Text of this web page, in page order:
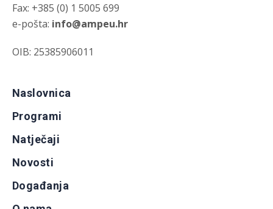
Fax: +385 (0) 1 5005 699
e-pošta: info@ampeu.hr
OIB: 25385906011
Naslovnica
Programi
Natječaji
Novosti
Događanja